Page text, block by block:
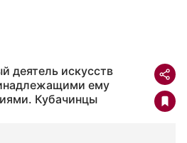
деятель искусств
ему
Кубачинцы